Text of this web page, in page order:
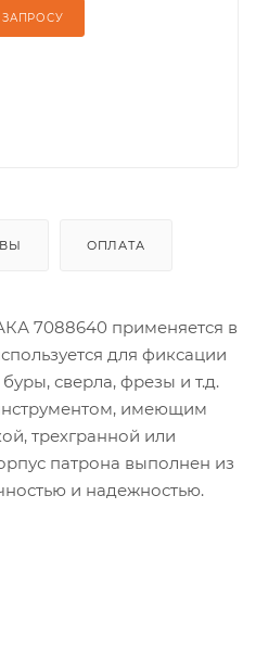
ОПЛАТА
7088640 применяется в
для фиксации
сверла, фрезы и т.д.
имеющим
трехгранной или
патрона выполнен из
и надежностью.